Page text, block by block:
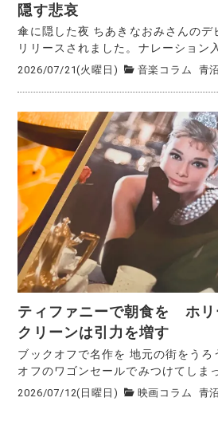
隠す悲哀
傘に隠した夜 ちあきなおみさんのデ
リリースされました。ナレーション
2026/07/21(火曜日) 音楽コラム 青
ティファニーで朝食を ホリ
クリーンは引力を増す
ブックオフで名作を 地元の街をうろ
オフのワゴンセールでみつけてしま
2026/07/12(日曜日) 映画コラム 青